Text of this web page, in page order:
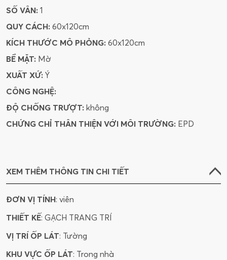
SỐ VÂN: 1
QUY CÁCH: 60x120cm
KÍCH THƯỚC MÔ PHỎNG: 60x120cm
BỀ MẶT: Mờ
XUẤT XỨ: Ý
CÔNG NGHỆ:
ĐỘ CHỐNG TRƯỢT: không
CHỨNG CHỈ THÂN THIỆN VỚI MÔI TRƯỜNG: EPD
XEM THÊM THÔNG TIN CHI TIẾT
ĐƠN VỊ TÍNH: viên
THIẾT KẾ: GẠCH TRANG TRÍ
VỊ TRÍ ỐP LÁT: Tường
KHU VỰC ỐP LÁT: Trong nhà